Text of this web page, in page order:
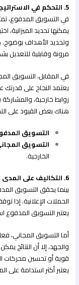
5. التحكم في الاستراتيجية
في التسويق المدفوع،
يمكنها تحديد الميزانية،
وتحديد الأهداف بوضوح.
مرونة وقابلية للتعديل
في المقابل، التسويق
يعتمد النجاح على
روابط خارجية،
هناك بعض القيود على
التسويق
التسويق
الخارجية.
6. التكاليف على المدى الطويل
بينما يحقق التسويق
الحملات الإعلانية. إذا
يعتبر التسويق المدفوع
أما التسويق المجاني،
والجهد، إلا أن النتائج
قوية أو تحسين محركات
يعتبر أكثر استدامة على